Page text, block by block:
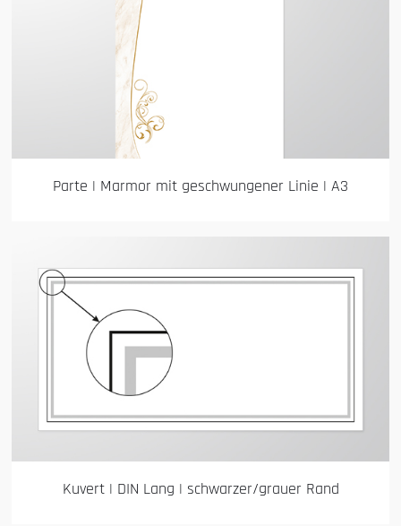
Parte | Marmor mit geschwungener Linie | A3
Kuvert | DIN Lang | schwarzer/grauer Rand